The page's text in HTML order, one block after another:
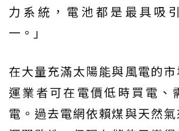
力系統，電池都是最具吸
一。」
在大量充滿太陽能與風電的
運業者可在電價低時買電、
電。過去電網依賴煤與天然